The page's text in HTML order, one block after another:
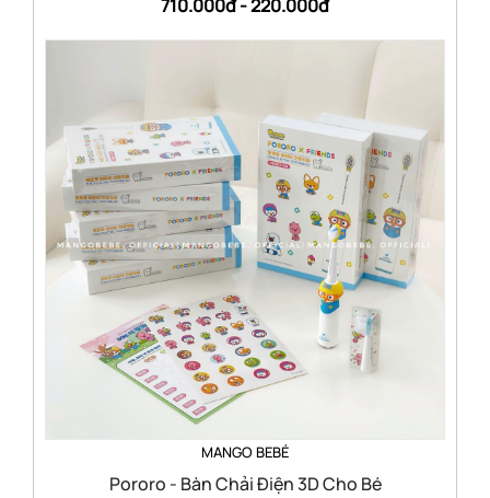
710.000đ -220.000đ
MANGO BEBÉ
Pororo - Bàn Chải Điện 3D Cho Bé